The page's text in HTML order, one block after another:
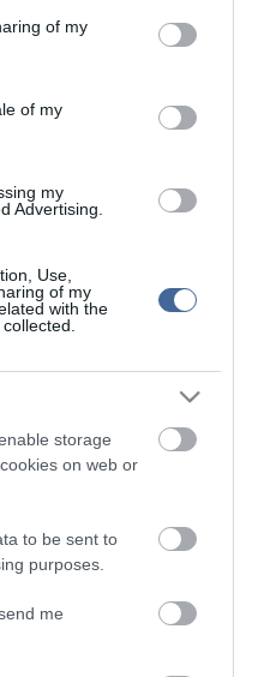
behaviour. You may click to
and its third-party tags to
purposes in below Google
of my
of my
my
Advertising.
Use,
of my
with the
storage
on web or
to be sent to
purposes.
me
és a letelepedés
nem pusztán az újítás
a többi között
utaló nyomok)
található
elemzésére a Holt-tenger
hogy a környezeti
például szándékos égetéssel,
voltak" — áll a tanulmány
publikációjával foglalkozik, a
és jó hírnevének tiszteletben